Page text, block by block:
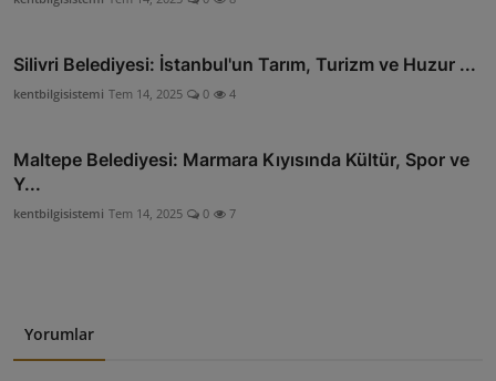
Silivri Belediyesi: İstanbul'un Tarım, Turizm ve Huzur ...
kentbilgisistemi Tem 14, 2025 0 4
Maltepe Belediyesi: Marmara Kıyısında Kültür, Spor ve
Y...
kentbilgisistemi Tem 14, 2025 0 7
Yorumlar